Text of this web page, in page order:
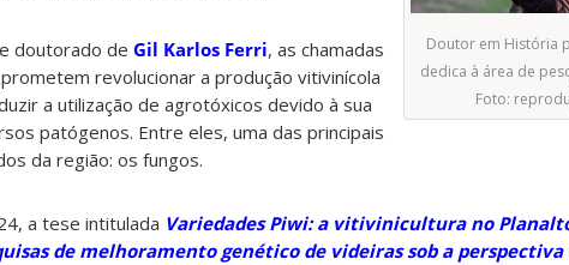
Doutor em História
dedica à área de
Foto:
doutorado de Gil Karlos Ferri, as chamadas
revolucionar a produção vitivinícola
a utilização de agrotóxicos devido à sua
patógenos. Entre eles, uma das principais
da região: os fungos.
a tese intitulada Variedades Piwi: a vitivinicultura no
de melhoramento genético de videiras sob a